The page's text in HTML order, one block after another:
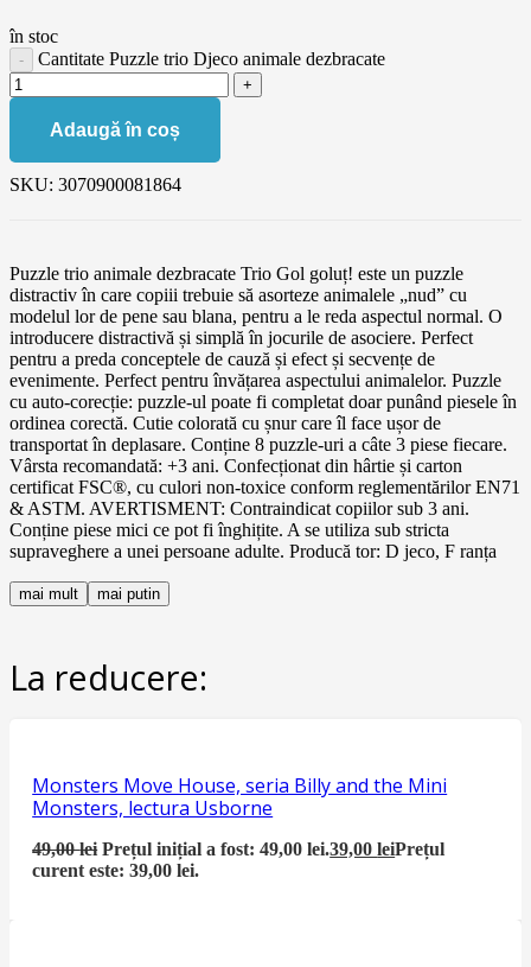
în stoc
Cantitate Puzzle trio Djeco animale dezbracate
Adaugă în coș
SKU: 3070900081864
Puzzle trio animale dezbracate Trio Gol goluț! este un puzzle
distractiv în care copiii trebuie să asorteze animalele „nud” cu
modelul lor de pene sau blana, pentru a le reda aspectul normal. O
introducere distractivă și simplă în jocurile de asociere. Perfect
pentru a preda conceptele de cauză și efect și secvențe de
evenimente. Perfect pentru învățarea aspectului animalelor. Puzzle
cu auto-corecție: puzzle-ul poate fi completat doar punând piesele în
ordinea corectă. Cutie colorată cu șnur care îl face ușor de
transportat în deplasare. Conține 8 puzzle-uri a câte 3 piese fiecare.
Vârsta recomandată: +3 ani. Confecționat din hârtie și carton
certificat FSC®, cu culori non-toxice conform reglementărilor EN71
& ASTM. AVERTISMENT: Contraindicat copiilor sub 3 ani.
Conține piese mici ce pot fi înghițite. A se utiliza sub stricta
supraveghere a unei persoane adulte. Producă tor: D jeco, F ranța
mai mult mai putin
La reducere:
Monsters Move House, seria Billy and the Mini
Monsters, lectura Usborne
49,00lei Prețul inițial a fost: 49,00 lei.39,00leiPrețul
curent este: 39,00 lei.